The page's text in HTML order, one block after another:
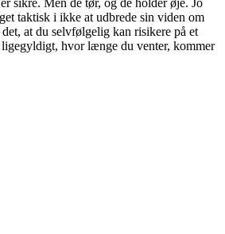
sikre. Men de tør, og de holder øje. Jo
taktisk i ikke at udbrede sin viden om
at du selvfølgelig kan risikere på et
hvor længe du venter, kommer